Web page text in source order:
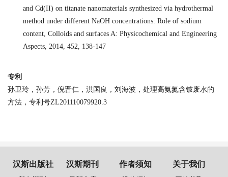
and Cd(II) on titanate nanomaterials synthesized via hydrothermal
method under different NaOH concentrations: Role of sodium
content, Colloids and surfaces A: Physicochemical and Engineering
Aspects, 2014, 452, 138-147
专利
孙卫玲，孙芳，倪晋仁，洪国良，刘海波，处理高氨氮含铍废水的
方法，专利号ZL201110079920.3
汉斯出版社 汉斯期刊 作者须知 关于我们